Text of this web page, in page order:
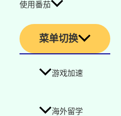
使用番茄
菜单切换
游戏加速
海外留学